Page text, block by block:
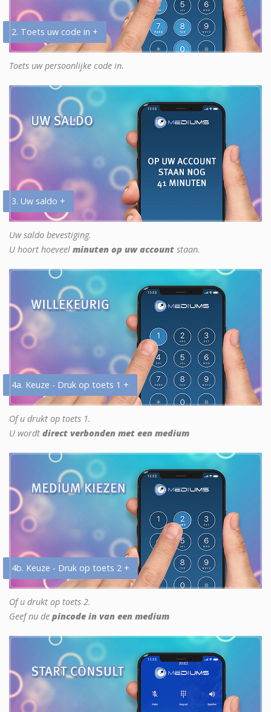
2. Toets uw code in +
Toets uw persoonlijke code in.
3. Uw saldo +
Uw saldo bevestiging.
U hoort hoeveel minuten op uw account staan.
4a. Keuze - Druk op toets 1 +
Of u drukt op toets 1.
U wordt direct verbonden met een medium
4b. Keuze - Druk op toets 2 +
Of u drukt op toets 2.
Geef nu de pincode in van een medium